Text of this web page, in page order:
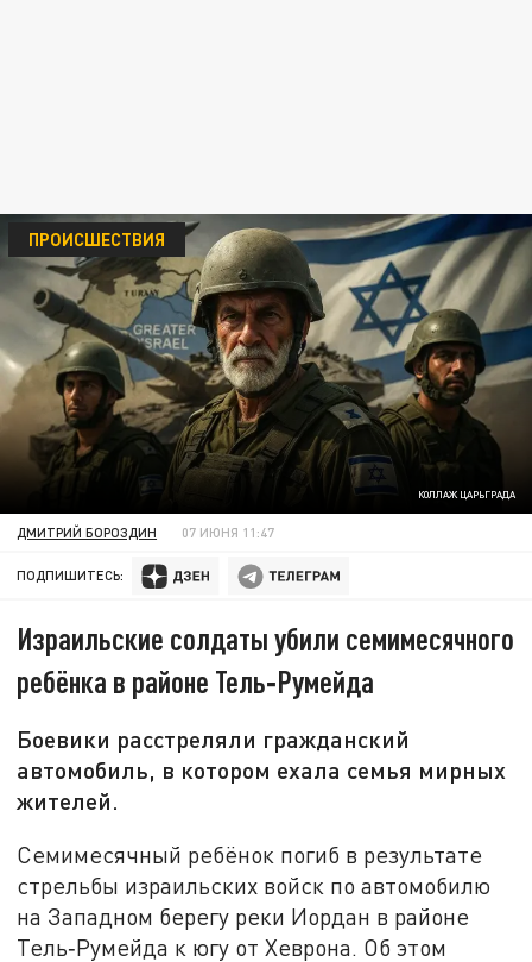
КОЛЛАЖ ЦАРЬГРАДА
ПРОИСШЕСТВИЯ
ДМИТРИЙ БОРОЗДИН 07 ИЮНЯ 11:47
ПОДПИШИТЕСЬ:
Израильские солдаты убили семимесячного
ребёнка в районе Тель‑Румейда
Боевики расстреляли гражданский
автомобиль, в котором ехала семья мирных
жителей.
Семимесячный ребёнок погиб в результате
стрельбы израильских войск по автомобилю
на Западном берегу реки Иордан в районе
Тель‑Румейда к югу от Хеврона. Об этом